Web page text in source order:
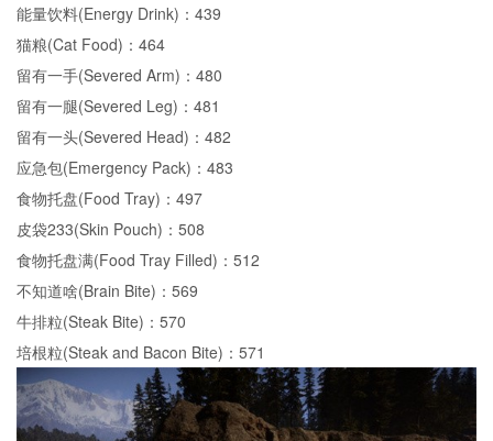
能量饮料(Energy Drink)：439
猫粮(Cat Food)：464
留有一手(Severed Arm)：480
留有一腿(Severed Leg)：481
留有一头(Severed Head)：482
应急包(Emergency Pack)：483
食物托盘(Food Tray)：497
皮袋233(Skin Pouch)：508
食物托盘满(Food Tray Filled)：512
不知道啥(Brain Bite)：569
牛排粒(Steak Bite)：570
培根粒(Steak and Bacon Bite)：571